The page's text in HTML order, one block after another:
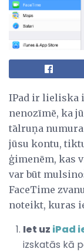
IPad ir lieliska
nenozīmē, ka
tālruņa
jūsu kontu,
ģimenēm, kas
var būt
FaceTime
noteikt, kuras
Iet uz iPad
izskatās kā